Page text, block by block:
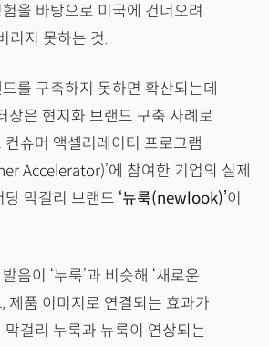
을 바탕으로 미국에 건너오려
리지 못하는 것.
를 구축하지 못하면 확산되는데
장은 현지화 브랜드 구축 사례로
컨슈머 액셀러레이터 프로그램
Accelerator)’에 참여한 기업의 실제
당 막걸리 브랜드 ‘뉴룩(newlook)’이
음이 ‘누룩’과 비슷해 ‘새로운
제품 이미지로 연결되는 효과가
막걸리 누룩과 뉴룩이 연상되는